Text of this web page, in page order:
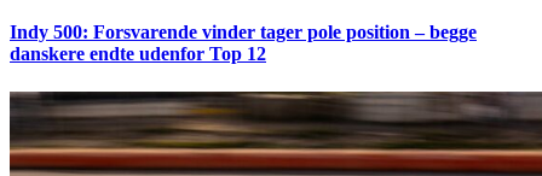
Indy 500: Forsvarende vinder tager pole position – begge
danskere endte udenfor Top 12